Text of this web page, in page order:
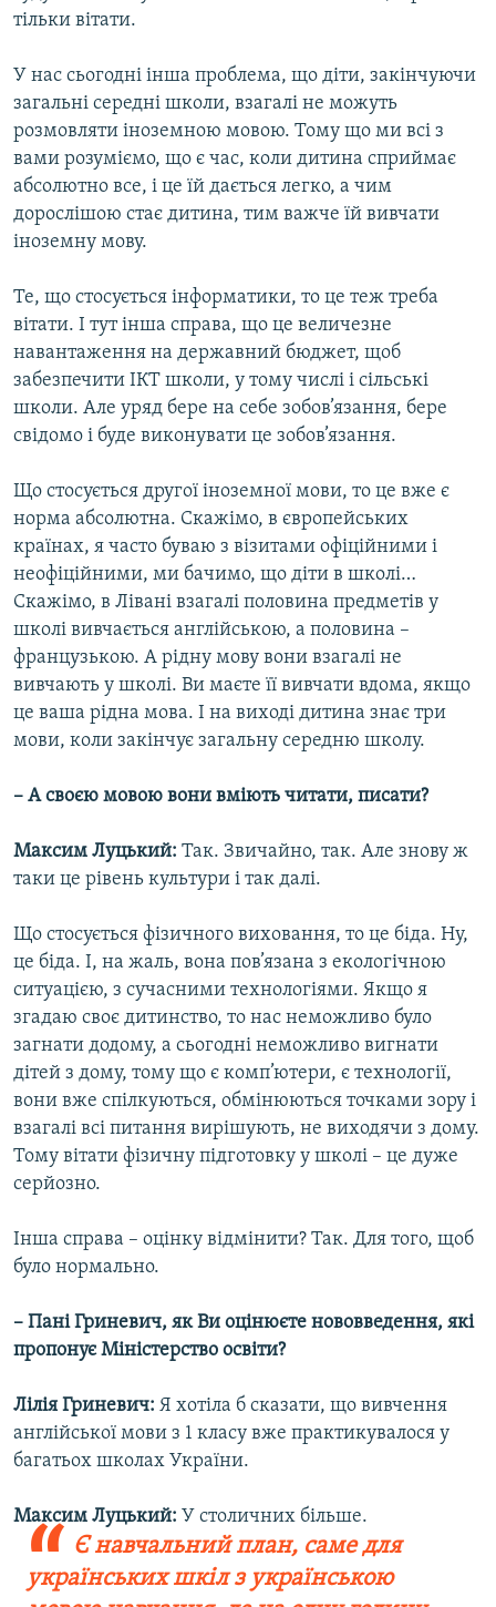
тільки вітати.
У нас сьогодні інша проблема, що діти, закінчуючи
загальні середні школи, взагалі не можуть
розмовляти іноземною мовою. Тому що ми всі з
вами розуміємо, що є час, коли дитина сприймає
абсолютно все, і це їй дається легко, а чим
дорослішою стає дитина, тим важче їй вивчати
іноземну мову.
Те, що стосується інформатики, то це теж треба
вітати. І тут інша справа, що це величезне
навантаження на державний бюджет, щоб
забезпечити ІКТ школи, у тому числі і сільські
школи. Але уряд бере на себе зобов’язання, бере
свідомо і буде виконувати це зобов’язання.
Що стосується другої іноземної мови, то це вже є
норма абсолютна. Скажімо, в європейських
країнах, я часто буваю з візитами офіційними і
неофіційними, ми бачимо, що діти в школі…
Скажімо, в Лівані взагалі половина предметів у
школі вивчається англійською, а половина –
французькою. А рідну мову вони взагалі не
вивчають у школі. Ви маєте її вивчати вдома, якщо
це ваша рідна мова. І на виході дитина знає три
мови, коли закінчує загальну середню школу.
– А своєю мовою вони вміють читати, писати?
Максим Луцький: Так. Звичайно, так. Але знову ж
таки це рівень культури і так далі.
Що стосується фізичного виховання, то це біда. Ну,
це біда. І, на жаль, вона пов’язана з екологічною
ситуацією, з сучасними технологіями. Якщо я
згадаю своє дитинство, то нас неможливо було
загнати додому, а сьогодні неможливо вигнати
дітей з дому, тому що є комп’ютери, є технології,
вони вже спілкуються, обмінюються точками зору і
взагалі всі питання вирішують, не виходячи з дому.
Тому вітати фізичну підготовку у школі – це дуже
серйозно.
Інша справа – оцінку відмінити? Так. Для того, щоб
було нормально.
– Пані Гриневич, як Ви оцінюєте нововведення, які
пропонує Міністерство освіти?
Лілія Гриневич: Я хотіла б сказати, що вивчення
англійської мови з 1 класу вже практикувалося у
багатьох школах України.
Максим Луцький: У столичних більше.
Є навчальний план, саме для
українських шкіл з українською